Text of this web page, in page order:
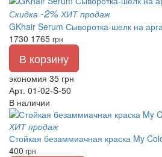
Скидка -2% ХИТ продаж
GKhair Serum Сыворотка-шелк на
1730 1765 грн
В корзину
экономия 35 грн
Арт. 01-02-S-50
В наличии
ХИТ продаж
Стойкая безаммиачная краска My
400 грн